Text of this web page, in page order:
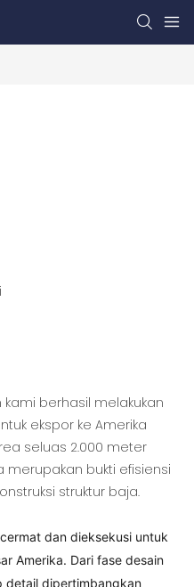
berhasil melakukan
ekspor ke Amerika
seluas 2.000 meter
bukti efisiensi
struktur baja.
dan dieksekusi untuk
Amerika. Dari fase desain
detail dipertimbangkan